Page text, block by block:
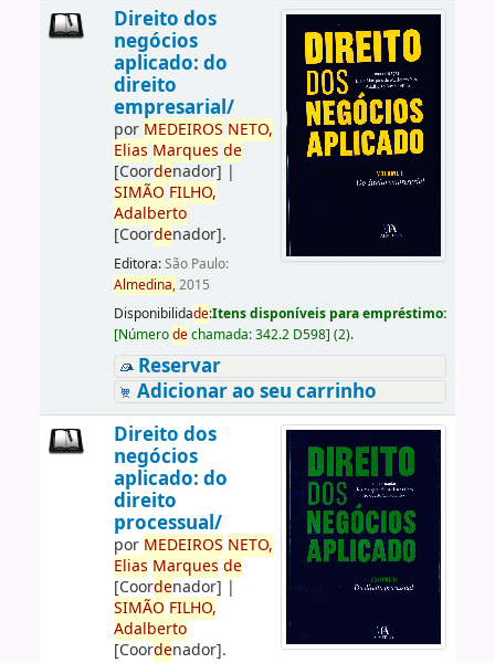
Direito dos
negócios
aplicado: do
direito
empresarial/
por MEDEIROS NETO,
Elias Marques de
[Coordenador] |
SIMÃO FILHO,
Adalberto
[Coordenador].
Editora:São Paulo:
Almedina,2015
Disponibilidade:Itens disponíveis para empréstimo:
[Númerodechamada:342.2 D598] (2).
Reservar
Adicionar ao seu carrinho
Direito dos
negócios
aplicado: do
direito
processual/
por MEDEIROS NETO,
Elias Marques de
[Coordenador] |
SIMÃO FILHO,
Adalberto
[Coordenador].